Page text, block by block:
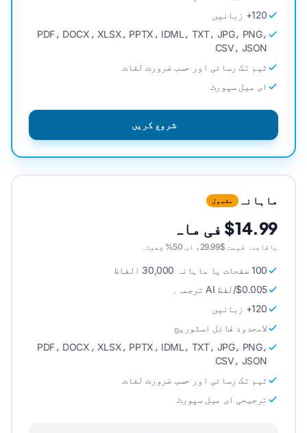
120+ زبانیں
PDF، DOCX، XLSX، PPTX، IDML، TXT، JPG، PNG،
CSV، JSON
ٹیم تک رسائی اور حسب ضرورت لغات
ای میل سپورٹ
شروع کریں
ماہانہ مقبول
$14.99 فی ماہ
باقاعدہ قیمت $29.99، اب 50% چھوٹ۔
100 صفحات یا ماہانہ 30,000 الفاظ
$0.005/لفظ AI ترجمہ۔
120+ زبانیں
لامحدود فائل اسٹوریج
PDF، DOCX، XLSX، PPTX، IDML، TXT، JPG، PNG،
CSV، JSON
ٹیم تک رسائی اور حسب ضرورت لغات
ترجیحی ای میل سپورٹ